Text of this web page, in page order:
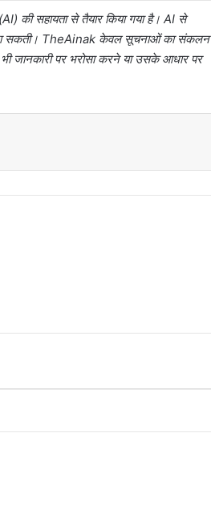
की सहायता से तैयार किया गया है। AI से
जा सकती। TheAinak केवल सूचनाओं का संकलन
जानकारी पर भरोसा करने या उसके आधार पर